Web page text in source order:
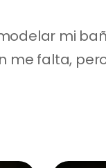
mi
me falta,